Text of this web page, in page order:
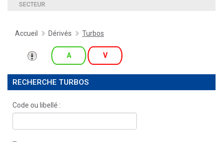
SECTEUR
Accueil Dérivés Turbos
A V
RECHERCHE TURBOS
Code ou libellé :